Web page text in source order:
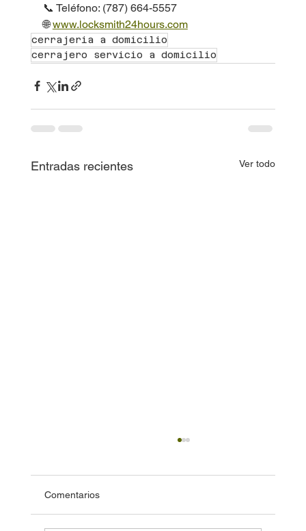
📞 Teléfono: (787) 664-5557
🌐 www.locksmith24hours.com
cerrajeria a domicilio
cerrajero servicio a domicilio
Entradas recientes Ver todo
Comentarios